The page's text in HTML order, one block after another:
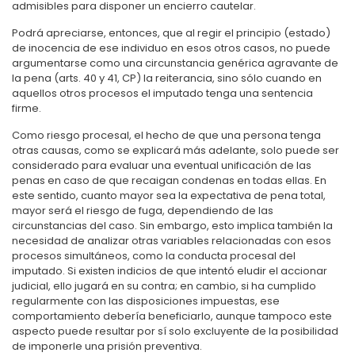
admisibles para disponer un encierro cautelar.
Podrá apreciarse, entonces, que al regir el principio (estado)
de inocencia de ese individuo en esos otros casos, no puede
argumentarse como una circunstancia genérica agravante de
la pena (arts. 40 y 41, CP) la reiterancia, sino sólo cuando en
aquellos otros procesos el imputado tenga una sentencia
firme.
Como riesgo procesal, el hecho de que una persona tenga
otras causas, como se explicará más adelante, solo puede ser
considerado para evaluar una eventual unificación de las
penas en caso de que recaigan condenas en todas ellas. En
este sentido, cuanto mayor sea la expectativa de pena total,
mayor será el riesgo de fuga, dependiendo de las
circunstancias del caso. Sin embargo, esto implica también la
necesidad de analizar otras variables relacionadas con esos
procesos simultáneos, como la conducta procesal del
imputado. Si existen indicios de que intentó eludir el accionar
judicial, ello jugará en su contra; en cambio, si ha cumplido
regularmente con las disposiciones impuestas, ese
comportamiento debería beneficiarlo, aunque tampoco este
aspecto puede resultar por sí solo excluyente de la posibilidad
de imponerle una prisión preventiva.